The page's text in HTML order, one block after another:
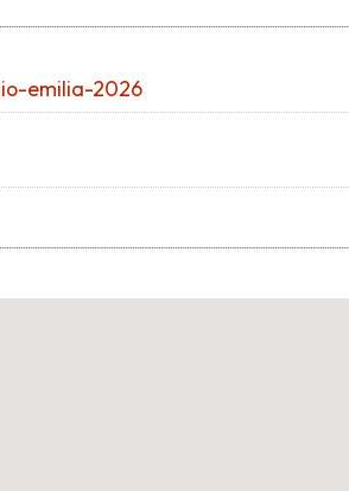
emilia-2026